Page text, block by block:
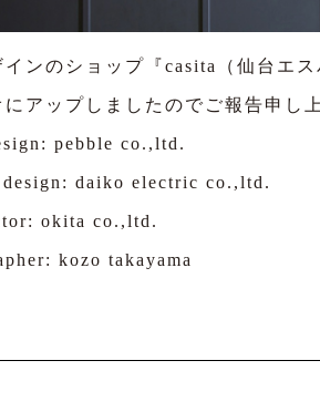
インのショップ『casita（仙台エ
にアップしましたのでご報告申し
pebble co.,ltd.
daiko electric co.,ltd.
okita co.,ltd.
kozo takayama